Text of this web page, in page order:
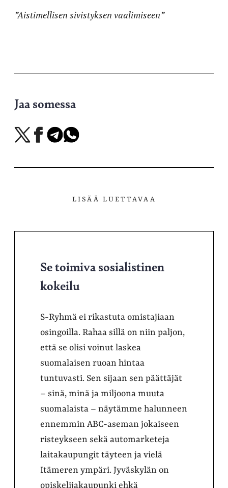
”Aistimellisen sivistyksen vaalimiseen”
Jaa somessa
Jaa
X-
Jaa
Facebookissa
Jaa
Telegramissa
Jaa
WhatsAppissa
LISÄÄ LUETTAVAA
Se toimiva sosialistinen
kokeilu
S-Ryhmä ei rikastuta omistajiaan
osingoilla. Rahaa sillä on niin paljon,
että se olisi voinut laskea
suomalaisen ruoan hintaa
tuntuvasti. Sen sijaan sen päättäjät
– sinä, minä ja miljoona muuta
suomalaista – näytämme halunneen
ennemmin ABC-aseman jokaiseen
risteykseen sekä automarketeja
laitakaupungit täyteen ja vielä
Itämeren ympäri. Jyväskylän on
opiskelijakaupunki ehkä